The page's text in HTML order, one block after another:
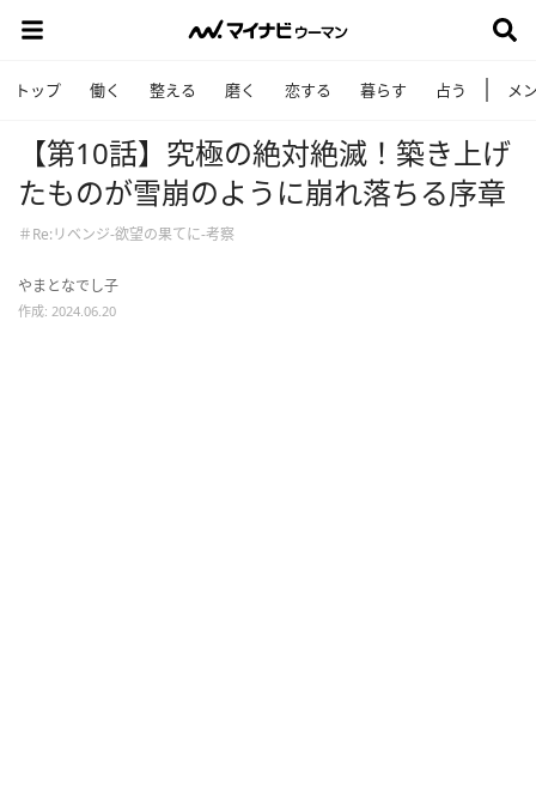
トップ 働く 整える 磨く 恋する 暮らす 占う メ
【第10話】究極の絶対絶滅！築き上げ
たものが雪崩のように崩れ落ちる序章
＃Re:リベンジ-欲望の果てに-考察
やまとなでし子
作成: 2024.06.20